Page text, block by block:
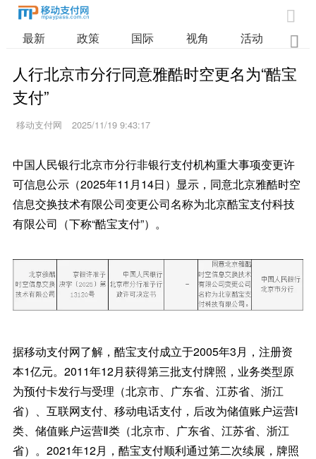

最新 政策 国际 视角 活动 业

人行北京市分行同意雅酷时空更名为“酷宝
支付”
移动支付网 2025/11/19 9:43:17
中国人民银行北京市分行非银行支付机构重大事项变更许
可信息公示（2025年11月14日）显示，同意北京雅酷时空
信息交换技术有限公司变更公司名称为北京酷宝支付科技
有限公司（下称“酷宝支付”）。
据移动支付网了解，酷宝支付成立于2005年3月，注册资
本1亿元。2011年12月获得第三批支付牌照，业务类型原
为预付卡发行与受理（北京市、广东省、江苏省、浙江
省）、互联网支付、移动电话支付，后改为储值账户运营Ⅰ
类、储值账户运营Ⅱ类（北京市、广东省、江苏省、浙江
省）。2021年12月，酷宝支付顺利通过第二次续展，牌照